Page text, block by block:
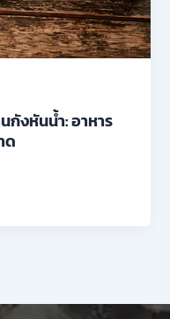
กังหันน้ำ: อาหาร
ด